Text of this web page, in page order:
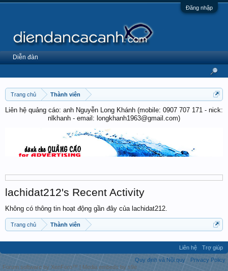
Đăng nhập
Trang chủ Thành viên
Liên hệ quảng cáo: anh Nguyễn Long Khánh (mobile: 0907 707 171 - nick:
nlkhanh - email: longkhanh1963@gmail.com)
lachidat212's Recent Activity
Không có thông tin hoạt động gần đây của lachidat212.
Trang chủ Thành viên
Diễn đàn
Liên hệ
Trợ giúp
Quy định và Nội quy
Privacy Policy
Forum software by XenForo™ | Media embeds by s9e